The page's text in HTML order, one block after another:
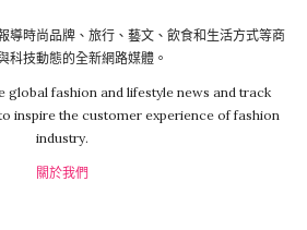
導時尚品牌、旅行、藝文、飲食和生活方式等商
科技動態的全新網路媒體。
global fashion and lifestyle news and track
inspire the customer experience of fashion
industry.
關於我們